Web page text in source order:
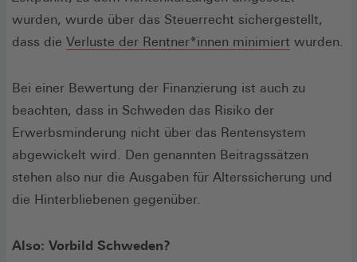
wurden, wurde über das Steuerrecht sichergestellt,
dass die Verluste der Rentner*innen minimiert wurden.
Bei einer Bewertung der Finanzierung ist auch zu
beachten, dass in Schweden das Risiko der
Erwerbsminderung nicht über das Rentensystem
abgewickelt wird. Den genannten Beitragssätzen
stehen also nur die Ausgaben für Alterssicherung und
die Hinterbliebenen gegenüber.
Also: Vorbild Schweden?